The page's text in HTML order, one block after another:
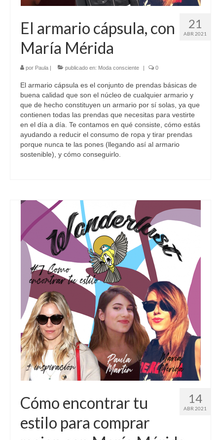
21
ABR 2021
El armario cápsula, con
María Mérida
por Paula publicado en: Moda consciente 0
El armario cápsula es el conjunto de prendas básicas de
buena calidad que son el núcleo de cualquier armario y
que de hecho constituyen un armario por sí solas, ya que
contienen todas las prendas que necesitas para vestirte
en el día a día. Te contamos en qué consiste, cómo estás
ayudando a reducir el consumo de ropa y tirar prendas
porque nunca te las pones (llegando así al armario
sostenible), y cómo conseguirlo.
14
ABR 2021
Cómo encontrar tu
estilo para comprar